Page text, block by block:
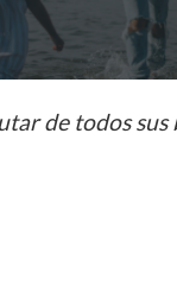
de todos